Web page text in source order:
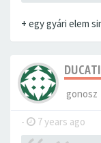
+ egy gyári elem
gonosz
- 7 years ago